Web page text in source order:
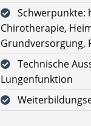
Schwerpunkte:
Chirotherapie,
Grundversorgung,
Technische
Lungenfunktion